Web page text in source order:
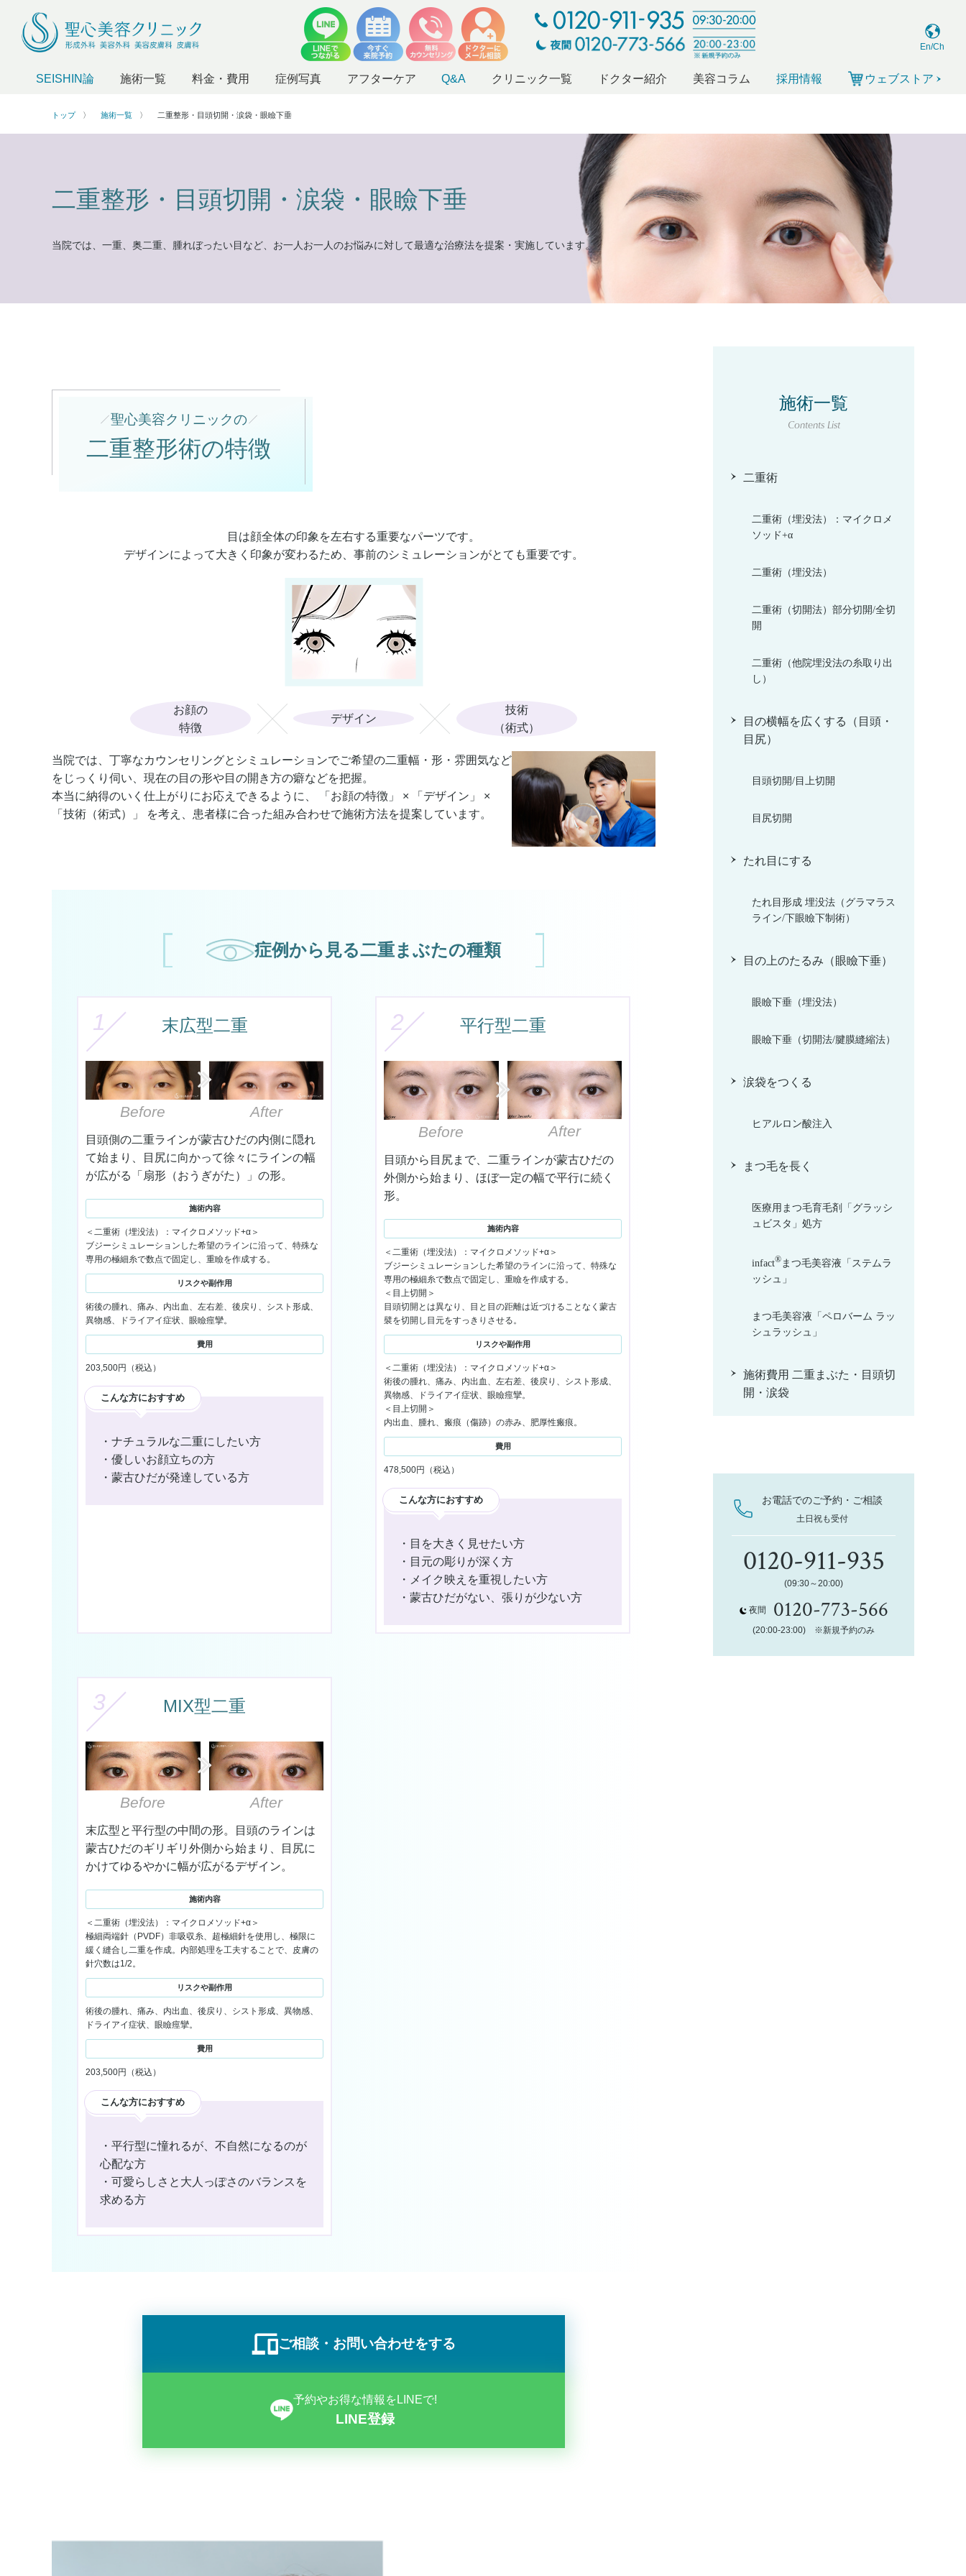
En/Ch
SEISHIN論 施術一覧 料金・費用 症例写真 アフターケア Q&A クリニック一覧 ドクター紹介 美容コラム 採用情報 ウェブストア
トップ 施術一覧 二重整形・目頭切開・涙袋・眼瞼下垂
二重整形・目頭切開・涙袋・眼瞼下垂
当院では、一重、奥二重、腫れぼったい目など、お一人お一人のお悩みに対して最適な治療法を提案・実施しています。
施術一覧
Contents List
二重術
二重術（埋没法）：マイクロメ
ソッド+α
二重術（埋没法）
二重術（切開法）部分切開/全切
開
二重術（他院埋没法の糸取り出
し）
目の横幅を広くする（目頭・
目尻）
目頭切開/目上切開
目尻切開
たれ目にする
たれ目形成 埋没法（グラマラス
ライン/下眼瞼下制術）
目の上のたるみ（眼瞼下垂）
眼瞼下垂（埋没法）
眼瞼下垂（切開法/腱膜縫縮法）
涙袋をつくる
ヒアルロン酸注入
まつ毛を長く
医療用まつ毛育毛剤「グラッシ
ュビスタ」処方
infact® まつ毛美容液「ステムラ
ッシュ」
まつ毛美容液「ペロバーム ラッ
シュラッシュ」
施術費用 二重まぶた・目頭切
開・涙袋
お電話でのご予約・ご相談
土日祝も受付
0120-911-935
(09:30～20:00)
夜間 0120-773-566
(20:00-23:00) ※新規予約のみ
聖心美容クリニックの
二重整形術の特徴
目は顔全体の印象を左右する重要なパーツです。
デザインによって大きく印象が変わるため、事前のシミュレーションがとても重要です。
お顔の
特徴
デザイン
技術
（術式）
当院では、丁寧なカウンセリングとシミュレーションでご希望の二重幅・形・雰囲気など
をじっくり伺い、現在の目の形や目の開き方の癖などを把握。
本当に納得のいく仕上がりにお応えできるように、 「 お顔の特徴 」 × 「 デザイン 」 ×
「 技術（術式） 」 を考え、患者様に合った組み合わせで施術方法を提案しています。
症例から見る二重まぶたの種類
1 末広型二重
Before After
目頭側の二重ラインが蒙古ひだの内側に隠れ
て始まり、目尻に向かって徐々にラインの幅
が広がる「扇形（おうぎがた）」の形。
施術内容
＜二重術（埋没法）：マイクロメソッド+α＞
ブジーシミュレーションした希望のラインに沿って、特殊な
専用の極細糸で数点で固定し、重瞼を作成する。
リスクや副作用
術後の腫れ、痛み、内出血、左右差、後戻り、シスト形成、
異物感、ドライアイ症状、眼瞼痙攣。
費用
203,500円（税込）
こんな方におすすめ
こんな方におすすめ
・ナチュラルな二重にしたい方
・優しいお顔立ちの方
・蒙古ひだが発達している方
2 平行型二重
Before After
目頭から目尻まで、二重ラインが蒙古ひだの
外側から始まり、ほぼ一定の幅で平行に続く
形。
施術内容
＜二重術（埋没法）：マイクロメソッド+α＞
ブジーシミュレーションした希望のラインに沿って、特殊な
専用の極細糸で数点で固定し、重瞼を作成する。
＜目上切開＞
目頭切開とは異なり、目と目の距離は近づけることなく蒙古
襞を切開し目元をすっきりさせる。
リスクや副作用
＜二重術（埋没法）：マイクロメソッド+α＞
術後の腫れ、痛み、内出血、左右差、後戻り、シスト形成、
異物感、ドライアイ症状、眼瞼痙攣。
＜目上切開＞
内出血、腫れ、瘢痕（傷跡）の赤み、肥厚性瘢痕。
費用
478,500円（税込）
こんな方におすすめ
こんな方におすすめ
・目を大きく見せたい方
・目元の彫りが深く方
・メイク映えを重視したい方
・蒙古ひだがない、張りが少ない方
3 MIX型二重
Before After
末広型と平行型の中間の形。目頭のラインは
蒙古ひだのギリギリ外側から始まり、目尻に
かけてゆるやかに幅が広がるデザイン。
施術内容
＜二重術（埋没法）：マイクロメソッド+α＞
極細両端針（PVDF）非吸収糸、超極細針を使用し、極限に
緩く縫合し二重を作成。内部処理を工夫することで、皮膚の
針穴数は1/2。
リスクや副作用
術後の腫れ、痛み、内出血、後戻り、シスト形成、異物感、
ドライアイ症状、眼瞼痙攣。
費用
203,500円（税込）
こんな方におすすめ
こんな方におすすめ
・平行型に憧れるが、不自然になるのが
心配な方
・可愛らしさと大人っぽさのバランスを
求める方
ご相談・お問い合わせをする
予約やお得な情報をLINEで!
LINE登録